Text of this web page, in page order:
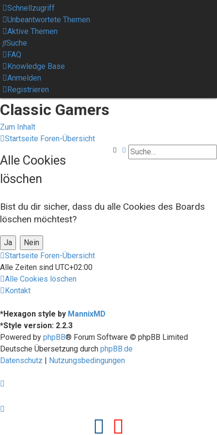
Schnellzugriff
Unbeantwortete Themen
Aktive Themen
Suche
FAQ
Knowledge Base
Anmelden
Registrieren
Classic Gamers
Zum Inhalt
Startseite Foren-Übersicht
SucheErweiterte Suche
Alle Cookies
löschen
Bist du dir sicher, dass du alle Cookies des Boards
löschen möchtest?
Startseite Foren-Übersicht
Alle Zeiten sind UTC+02:00
Alle Cookies löschen
Kontakt
*Hexagon style by MannixMD
*Style version: 2.2.3
Powered by phpBB® Forum Software © phpBB Limited
Deutsche Übersetzung durch phpBB.de
Datenschutz | Nutzungsbedingungen